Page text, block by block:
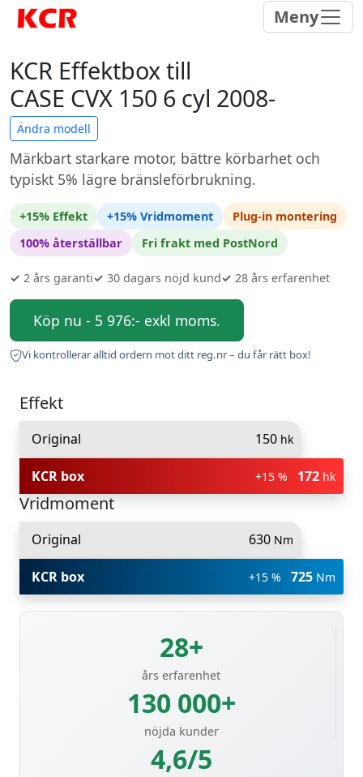
Meny
KCR Effektbox till
CASE CVX 150 6 cyl 2008-
Ändra modell
Märkbart starkare motor, bättre körbarhet och
typiskt 5% lägre bränsleförbrukning.
+15% Effekt +15% Vridmoment
Plug-in montering
100% återställbar
Fri frakt med PostNord
✓ 2 års garanti✓ 30 dagars nöjd kund✓ 28 års erfarenhet
Köp nu - 5 976:- exkl moms.
Vi kontrollerar alltid ordern mot ditt reg.nr – du får rätt box!
Effekt
Original 150 hk
KCR box +15 % 172 hk
Vridmoment
Original 630 Nm
KCR box +15 % 725 Nm
28+
års erfarenhet
130 000+
nöjda kunder
4,6/5